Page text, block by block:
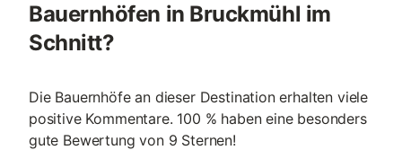
Bauernhöfen in Bruckmühl im
Schnitt?
Die Bauernhöfe an dieser Destination erhalten viele
positive Kommentare. 100 % haben eine besonders
gute Bewertung von 9 Sternen!